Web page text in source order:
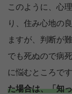
このように、心
り、住み心地の
ますが、判断が
でも死ぬので病
に悩むところです
た場合は、「知